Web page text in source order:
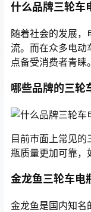
什么品牌三轮车
随着社会的发展
流。而在众多电动
点备受消费者青睐。
哪些品牌的三轮
目前市面上常见
瓶质量更加可靠，
金龙鱼三轮车电
金龙鱼是国内知名